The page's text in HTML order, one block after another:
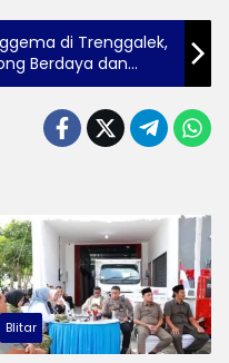
di Trenggalek,
Berdaya dan
Blitar